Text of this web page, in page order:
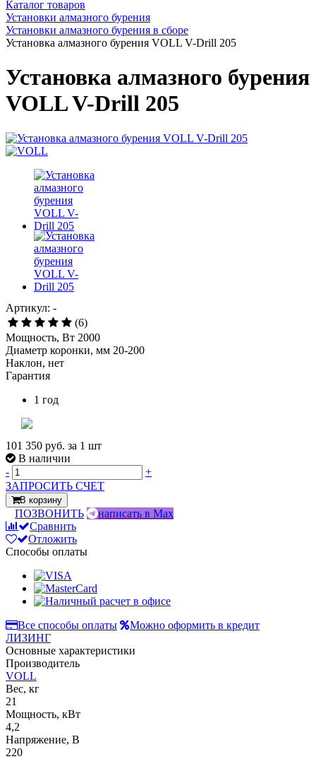
Каталог товаров
Установки алмазного бурения
Установки алмазного бурения в сборе
Установка алмазного бурения VOLL V-Drill 205
Установка алмазного бурения
VOLL V-Drill 205
Артикул: -
(6)
Мощность, Вт 2000
Диаметр коронки, мм 20-200
Наклон, нет
Гарантия
1 год
101 350 руб. за 1 шт
В наличии
-
+
ЗАПРОСИТЬ СЧЕТ
В корзину
ПОЗВОНИТЬ
написать в Max
Сравнить
Отложить
Способы оплаты
Все способы оплаты
Можно оформить в кредит
ЛИЗИНГ
Основные характеристики
Производитель
VOLL
Вес, кг
21
Мощность, кВт
4,2
Напряжение, В
220